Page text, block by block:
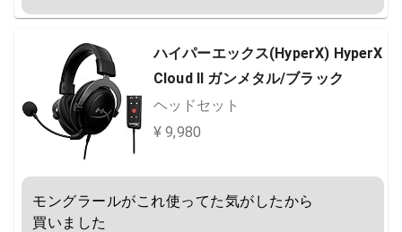
ハイパーエックス(HyperX) HyperX
Cloud II ガンメタル/ブラック
ヘッドセット
¥ 9,980
モングラールがこれ使ってた気がしたから
買いました